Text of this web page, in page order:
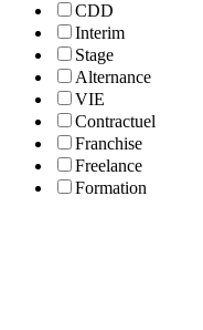
CDD
Interim
Stage
Alternance
VIE
Contractuel
Franchise
Freelance
Formation